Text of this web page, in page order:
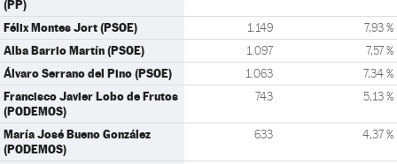
(PP)
Félix Montes Jort (PSOE) 1.149 7,93 %
Alba Barrio Martín (PSOE) 1.097 7,57 %
Álvaro Serrano del Pino (PSOE) 1.063 7,34 %
Francisco Javier Lobo de Frutos
(PODEMOS)
743 5,13 %
María José Bueno González
(PODEMOS)
633 4,37 %